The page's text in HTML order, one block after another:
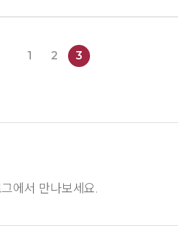
1 2 3
에서 만나보세요.